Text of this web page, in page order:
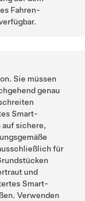
Fahren-
Sie müssen
genau
Smart-
auf sichere,
für
und
Smart-
Verwenden